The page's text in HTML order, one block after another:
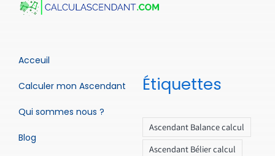
Acceuil
Calculer mon Ascendant
Qui sommes nous ?
Blog
Étiquettes
Ascendant Balance calcul
Ascendant Bélier calcul